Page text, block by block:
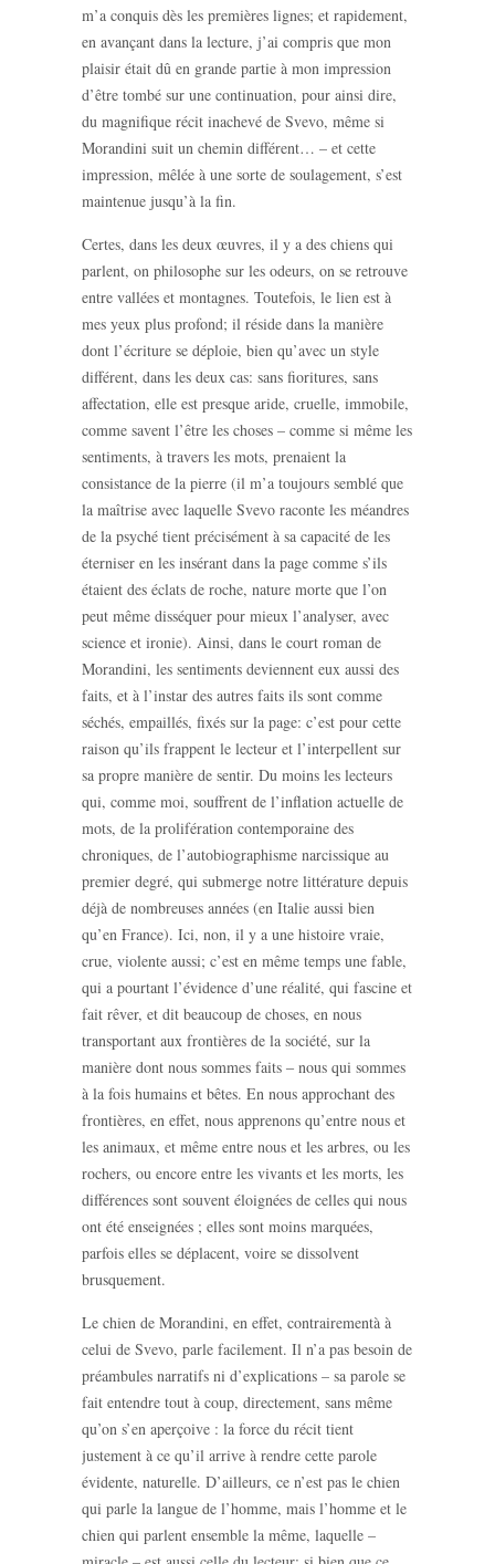
m’a conquis dès les premières lignes; et rapidement,
en avançant dans la lecture, j’ai compris que mon
plaisir était dû en grande partie à mon impression
d’être tombé sur une continuation, pour ainsi dire,
du magnifique récit inachevé de Svevo, même si
Morandini suit un chemin différent… – et cette
impression, mêlée à une sorte de soulagement, s’est
maintenue jusqu’à la fin.
Certes, dans les deux œuvres, il y a des chiens qui
parlent, on philosophe sur les odeurs, on se retrouve
entre vallées et montagnes. Toutefois, le lien est à
mes yeux plus profond; il réside dans la manière
dont l’écriture se déploie, bien qu’avec un style
différent, dans les deux cas: sans fioritures, sans
affectation, elle est presque aride, cruelle, immobile,
comme savent l’être les choses – comme si même les
sentiments, à travers les mots, prenaient la
consistance de la pierre (il m’a toujours semblé que
la maîtrise avec laquelle Svevo raconte les méandres
de la psyché tient précisément à sa capacité de les
éterniser en les insérant dans la page comme s’ils
étaient des éclats de roche, nature morte que l’on
peut même disséquer pour mieux l’analyser, avec
science et ironie). Ainsi, dans le court roman de
Morandini, les sentiments deviennent eux aussi des
faits, et à l’instar des autres faits ils sont comme
séchés, empaillés, fixés sur la page: c’est pour cette
raison qu’ils frappent le lecteur et l’interpellent sur
sa propre manière de sentir. Du moins les lecteurs
qui, comme moi, souffrent de l’inflation actuelle de
mots, de la prolifération contemporaine des
chroniques, de l’autobiographisme narcissique au
premier degré, qui submerge notre littérature depuis
déjà de nombreuses années (en Italie aussi bien
qu’en France). Ici, non, il y a une histoire vraie,
crue, violente aussi; c’est en même temps une fable,
qui a pourtant l’évidence d’une réalité, qui fascine et
fait rêver, et dit beaucoup de choses, en nous
transportant aux frontières de la société, sur la
manière dont nous sommes faits ‒ nous qui sommes
à la fois humains et bêtes. En nous approchant des
frontières, en effet, nous apprenons qu’entre nous et
les animaux, et même entre nous et les arbres, ou les
rochers, ou encore entre les vivants et les morts, les
différences sont souvent éloignées de celles qui nous
ont été enseignées ; elles sont moins marquées,
parfois elles se déplacent, voire se dissolvent
brusquement.
Le chien de Morandini, en effet, contrairementà à
celui de Svevo, parle facilement. Il n’a pas besoin de
préambules narratifs ni d’explications – sa parole se
fait entendre tout à coup, directement, sans même
qu’on s’en aperçoive : la force du récit tient
justement à ce qu’il arrive à rendre cette parole
évidente, naturelle. D’ailleurs, ce n’est pas le chien
qui parle la langue de l’homme, mais l’homme et le
chien qui parlent ensemble la même, laquelle –